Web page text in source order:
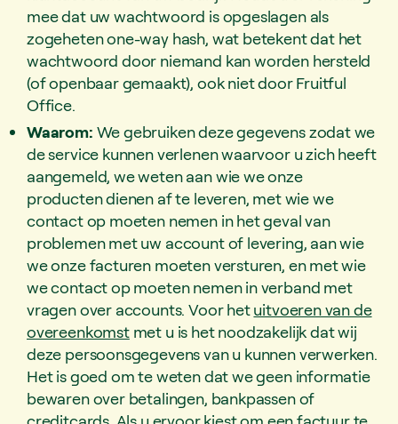
mee dat uw wachtwoord is opgeslagen als
zogeheten one-way hash, wat betekent dat het
wachtwoord door niemand kan worden hersteld
(of openbaar gemaakt), ook niet door Fruitful
Office.
Waarom: We gebruiken deze gegevens zodat we
de service kunnen verlenen waarvoor u zich heeft
aangemeld, we weten aan wie we onze
producten dienen af te leveren, met wie we
contact op moeten nemen in het geval van
problemen met uw account of levering, aan wie
we onze facturen moeten versturen, en met wie
we contact op moeten nemen in verband met
vragen over accounts. Voor hetuitvoeren van de
overeenkomstmet u is het noodzakelijk dat wij
deze persoonsgegevens van u kunnen verwerken.
Het is goed om te weten dat we geen informatie
bewaren over betalingen, bankpassen of
creditcards. Als u ervoor kiest om een factuur te